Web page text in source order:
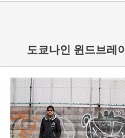
도쿄나인 윈드브레